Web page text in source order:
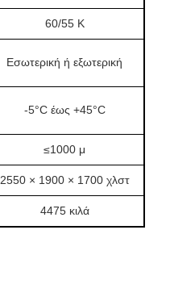
60/55 Κ
Εσωτερική ή εξωτερική
-5°C έως +45°C
≤1000 μ
2550 × 1900 × 1700 χλστ
4475 κιλά